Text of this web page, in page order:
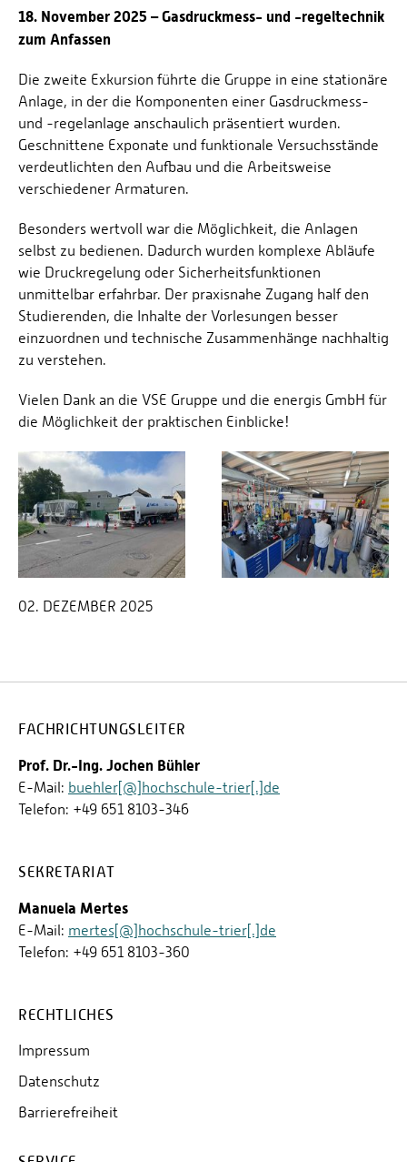
18. November 2025 – Gasdruckmess- und -regeltechnik
zum Anfassen
Die zweite Exkursion führte die Gruppe in eine stationäre
Anlage, in der die Komponenten einer Gasdruckmess-
und -regelanlage anschaulich präsentiert wurden.
Geschnittene Exponate und funktionale Versuchsstände
verdeutlichten den Aufbau und die Arbeitsweise
verschiedener Armaturen.
Besonders wertvoll war die Möglichkeit, die Anlagen
selbst zu bedienen. Dadurch wurden komplexe Abläufe
wie Druckregelung oder Sicherheitsfunktionen
unmittelbar erfahrbar. Der praxisnahe Zugang half den
Studierenden, die Inhalte der Vorlesungen besser
einzuordnen und technische Zusammenhänge nachhaltig
zu verstehen.
Vielen Dank an die VSE Gruppe und die energis GmbH für
die Möglichkeit der praktischen Einblicke!
02. DEZEMBER 2025
FACHRICHTUNGSLEITER
Prof. Dr.-Ing. Jochen Bühler
E-Mail: buehler[@]hochschule-trier[.]de
Telefon: +49 651 8103-346
SEKRETARIAT
Manuela Mertes
E-Mail: mertes[@]hochschule-trier[.]de
Telefon: +49 651 8103-360
RECHTLICHES
Impressum
Datenschutz
Barrierefreiheit